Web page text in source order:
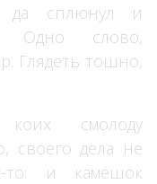
да сплюнул и
Одно слово,
Глядеть тошно,
смолоду
своего дела не
то: и камешок